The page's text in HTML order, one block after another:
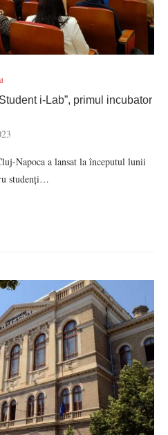
i-Lab”, primul incubator
Napoca a lansat la începutul lunii
studenți…